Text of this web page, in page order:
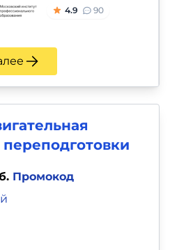
4.9 90
Промокод